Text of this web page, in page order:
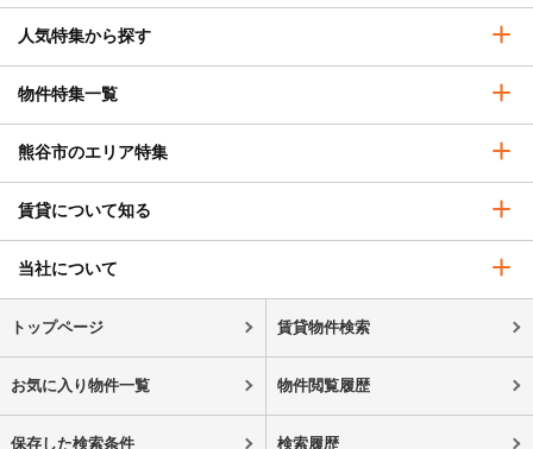
人気特集から探す
物件特集一覧
熊谷市のエリア特集
賃貸について知る
当社について
トップページ 賃貸物件検索
お気に入り物件一覧 物件閲覧履歴
保存した検索条件 検索履歴